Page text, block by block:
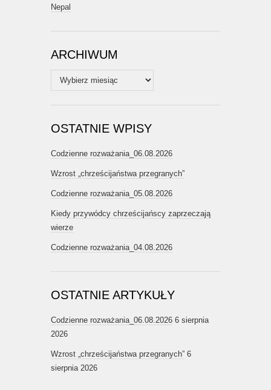
Nepal
ARCHIWUM
Archiwum
OSTATNIE WPISY
Codzienne rozważania_06.08.2026
Wzrost „chrześcijaństwa przegranych”
Codzienne rozważania_05.08.2026
Kiedy przywódcy chrześcijańscy zaprzeczają
wierze
Codzienne rozważania_04.08.2026
OSTATNIE ARTYKUŁY
Codzienne rozważania_06.08.2026 6 sierpnia
2026
Wzrost „chrześcijaństwa przegranych” 6
sierpnia 2026